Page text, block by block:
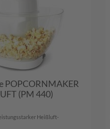
POPCORNMAKER
(PM 440)
Heißluft-